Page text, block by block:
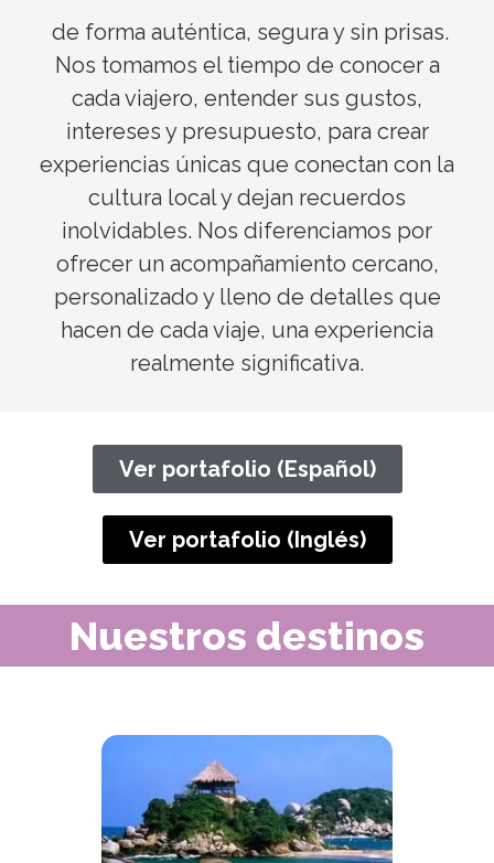
de forma auténtica, segura y sin prisas.
Nos tomamos el tiempo de conocer a
cada viajero, entender sus gustos,
intereses y presupuesto, para crear
experiencias únicas que conectan con la
cultura local y dejan recuerdos
inolvidables. Nos diferenciamos por
ofrecer un acompañamiento cercano,
personalizado y lleno de detalles que
hacen de cada viaje, una experiencia
realmente significativa.
Ver portafolio (Español)
Ver portafolio (Inglés)
Nuestros destinos